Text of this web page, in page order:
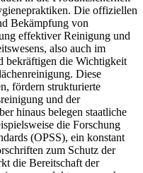
Die offiziellen
Bekämpfung von
effektiver Reinigung und
also auch im
bekräftigen die Wichtigkeit
Diese
fördern strukturierte
und der
hinaus belegen staatliche
die Forschung
(OPSS), ein konstant
zum Schutz der
die Bereitschaft der